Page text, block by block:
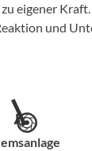
eigener Kraft.
und